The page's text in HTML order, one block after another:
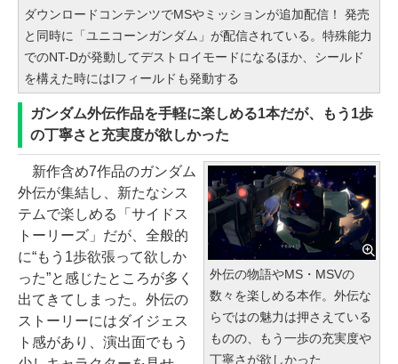
ダウンロードコンテンツでMSやミッションが追加配信！ 発売
と同時に「ユニコーンガンダム」が配信されている。特殊能力
でのNT-Dが発動してデストロイモードになるほか、シールド
を構えた時にはIフィールドも発動する
ガンダム外伝作品を手軽に楽しめる1本だが、もう1歩
の丁寧さと充実度が欲しかった
外伝の物語やMS・MSVの
数々を楽しめる本作。外伝な
らではの魅力は押さえている
ものの、もう一歩の充実度や
丁寧さが欲しかった
新作含め7作品のガンダム
外伝が集結し、新たなシス
テムで楽しめる「サイドス
トーリーズ」だが、全般的
に“もう1歩欲張って欲しか
った”と感じたところが多く
出てきてしまった。外伝の
ストーリーにはダイジェス
ト感があり、演出面でもう